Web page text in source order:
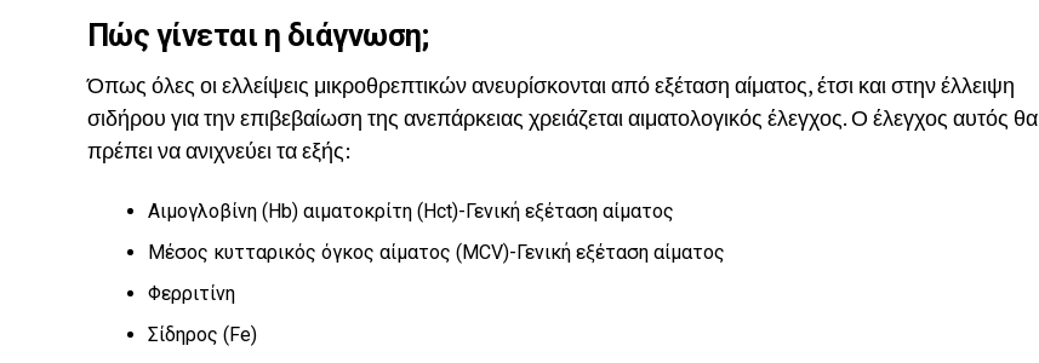
Πώς γίνεται η διάγνωση;
Όπως όλες οι ελλείψεις μικροθρεπτικών ανευρίσκονται από εξέταση αίματος, έτσι και στην έλλειψη
σιδήρου για την επιβεβαίωση της ανεπάρκειας χρειάζεται αιματολογικός έλεγχος. Ο έλεγχος αυτός θα
πρέπει να ανιχνεύει τα εξής:
Αιμογλοβίνη (Hb) αιματοκρίτη (Hct)-Γενική εξέταση αίματος
Μέσος κυτταρικός όγκος αίματος (MCV)-Γενική εξέταση αίματος
Φερριτίνη
Σίδηρος (Fe)